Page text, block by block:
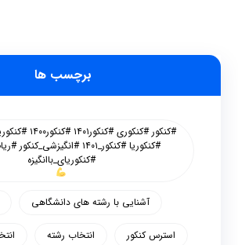
برچسب ها
#کنکوریا #کنکور_۱۴۰۱
#کنکوریای_باانگیزه
آشنایی با رشته های دانشگاهی
استرس کنکور انتخاب رشته